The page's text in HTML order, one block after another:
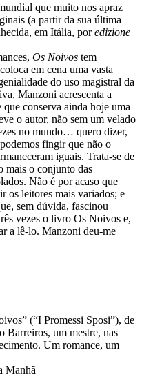
que muito nos apraz
(a partir da sua última
em Itália, poredizione
Os Noivos tem
em cena uma vasta
do uso magistral da
Manzoni acrescenta a
conserva ainda hoje uma
o autor, não sem um velado
no mundo… quero dizer,
fingir que não o
iguais. Trata-se de
mais o conjunto das
Não é por acaso que
os leitores mais variados; e
sem dúvida, fascinou
vezes o livro Os Noivos e,
a lê-lo. Manzoni deu-me
(“I Promessi Sposi”), de
Barreiros, um mestre, nas
Um romance, um
Manhã